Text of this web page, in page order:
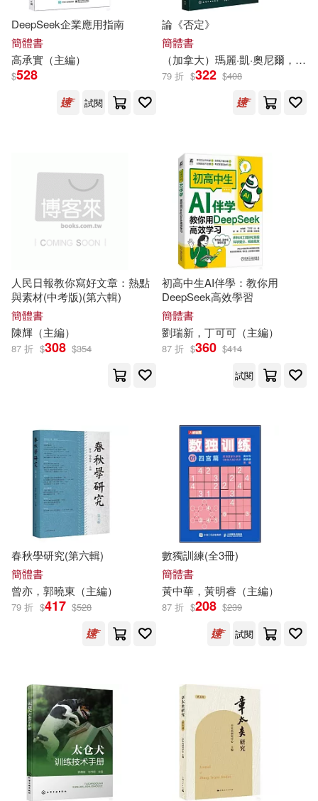
百里龍蝦(115)
アテナ映像 E-BOOK SERIES(10
劉弢，呂春昕（主編）(106)
聖才學習網主編(104)
金利（主編）(104)
閆仲渝（主編）(103)
ながえSTYLE(102)
周漢琴（主編）(102)
嚴軍（總主編）(102)
王子安（主編）(102)
胡維勤（主編）(102)
顏娟英主編(101) 張煒(100)
顧作峰（主編）(100)
美國迪士尼公司(99)
世界圖書出版公司北京公司(1648)
上海外語教育出版社(1647)
四川大學出版社(1634)
上海人民出版社(1627)
東南大學出版社(1611)
中國標準出版社(1590)
吉林科學技術出版社(1549)
西南財經大學出版社(1521)
中國法制出版社(1506)
廈門大學出版社(1491)
知識產權出版社(1482)
廣西師範大學出版社(1430)
中華書局(1417)
西南師範大學出版社(1354)
北京郵電大學出版社(1334)
DeepSeek企業應用指南
簡體書
高承實（主編）
$528
試閱
論《否定》
簡體書
（加拿大）瑪麗·凱·奧尼爾，（美）薩爾曼·艾克塔（
79 折 $322 $408
人民日報教你寫好文章：熱點
與素材(中考版)(第六輯)
簡體書
陳輝（主編）
87 折 $308 $354
初高中生AI伴學：教你用
DeepSeek高效學習
簡體書
劉瑞新，丁可可（主編）
87 折 $360 $414
試閱
春秋學研究(第六輯)
簡體書
曾亦，郭曉東（主編）
79 折 $417 $528
數獨訓練(全3冊)
簡體書
黃中華，黃明睿（主編）
87 折 $208 $239
試閱